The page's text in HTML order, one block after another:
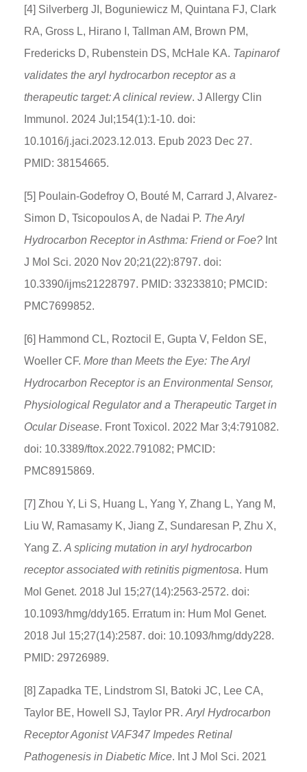
[4] Silverberg JI, Boguniewicz M, Quintana FJ, Clark
RA, Gross L, Hirano I, Tallman AM, Brown PM,
Fredericks D, Rubenstein DS, McHale KA. Tapinarof
validates the aryl hydrocarbon receptor as a
therapeutic target: A clinical review. J Allergy Clin
Immunol. 2024 Jul;154(1):1-10. doi:
10.1016/j.jaci.2023.12.013. Epub 2023 Dec 27.
PMID: 38154665.
[5] Poulain-Godefroy O, Bouté M, Carrard J, Alvarez-
Simon D, Tsicopoulos A, de Nadai P. The Aryl
Hydrocarbon Receptor in Asthma: Friend or Foe? Int
J Mol Sci. 2020 Nov 20;21(22):8797. doi:
10.3390/ijms21228797. PMID: 33233810; PMCID:
PMC7699852.
[6] Hammond CL, Roztocil E, Gupta V, Feldon SE,
Woeller CF. More than Meets the Eye: The Aryl
Hydrocarbon Receptor is an Environmental Sensor,
Physiological Regulator and a Therapeutic Target in
Ocular Disease. Front Toxicol. 2022 Mar 3;4:791082.
doi: 10.3389/ftox.2022.791082; PMCID:
PMC8915869.
[7] Zhou Y, Li S, Huang L, Yang Y, Zhang L, Yang M,
Liu W, Ramasamy K, Jiang Z, Sundaresan P, Zhu X,
Yang Z. A splicing mutation in aryl hydrocarbon
receptor associated with retinitis pigmentosa. Hum
Mol Genet. 2018 Jul 15;27(14):2563-2572. doi:
10.1093/hmg/ddy165. Erratum in: Hum Mol Genet.
2018 Jul 15;27(14):2587. doi: 10.1093/hmg/ddy228.
PMID: 29726989.
[8] Zapadka TE, Lindstrom SI, Batoki JC, Lee CA,
Taylor BE, Howell SJ, Taylor PR. Aryl Hydrocarbon
Receptor Agonist VAF347 Impedes Retinal
Pathogenesis in Diabetic Mice. Int J Mol Sci. 2021